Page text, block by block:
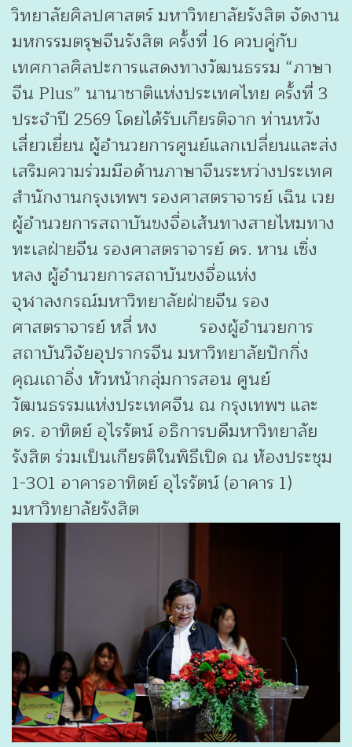
วิทยาลัยศิลปศาสตร์ มหาวิทยาลัยรังสิต จัดงาน
มหกรรมตรุษจีนรังสิต ครั้งที่ 16 ควบคู่กับ
เทศกาลศิลปะการแสดงทางวัฒนธรรม “ภาษา
จีน Plus” นานาชาติแห่งประเทศไทย ครั้งที่ 3
ประจำปี 2569 โดยได้รับเกียรติจาก ท่านหวัง
เสี่ยวเยี่ยน ผู้อำนวยการศูนย์แลกเปลี่ยนและส่ง
เสริมความร่วมมือด้านภาษาจีนระหว่างประเทศ
สำนักงานกรุงเทพฯ รองศาสตราจารย์ เฉิน เวย
ผู้อำนวยการสถาบันขงจื่อเส้นทางสายไหมทาง
ทะเลฝ่ายจีน รองศาสตราจารย์ ดร. หาน เซิ่ง
หลง ผู้อำนวยการสถาบันขงจื่อแห่ง
จุฬาลงกรณ์มหาวิทยาลัยฝ่ายจีน รอง
ศาสตราจารย์ หลี่ หง รองผู้อำนวยการ
สถาบันวิจัยอุปรากรจีน มหาวิทยาลัยปักกิ่ง
คุณเถาอิ่ง หัวหน้ากลุ่มการสอน ศูนย์
วัฒนธรรมแห่งประเทศจีน ณ กรุงเทพฯ และ
ดร. อาทิตย์ อุไรรัตน์ อธิการบดีมหาวิทยาลัย
รังสิต ร่วมเป็นเกียรติในพิธีเปิด ณ ห้องประชุม
1-301 อาคารอาทิตย์ อุไรรัตน์ (อาคาร 1)
มหาวิทยาลัยรังสิต